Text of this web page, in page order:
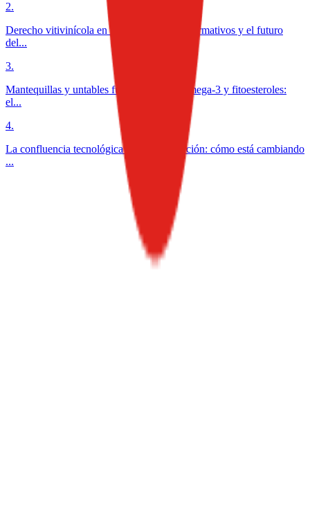
2.
Derecho vitivinícola en México: desafíos normativos y el futuro
del...
3.
Mantequillas y untables funcionales con omega-3 y fitoesteroles:
el...
4.
La confluencia tecnológica en la alimentación: cómo está cambiando
...